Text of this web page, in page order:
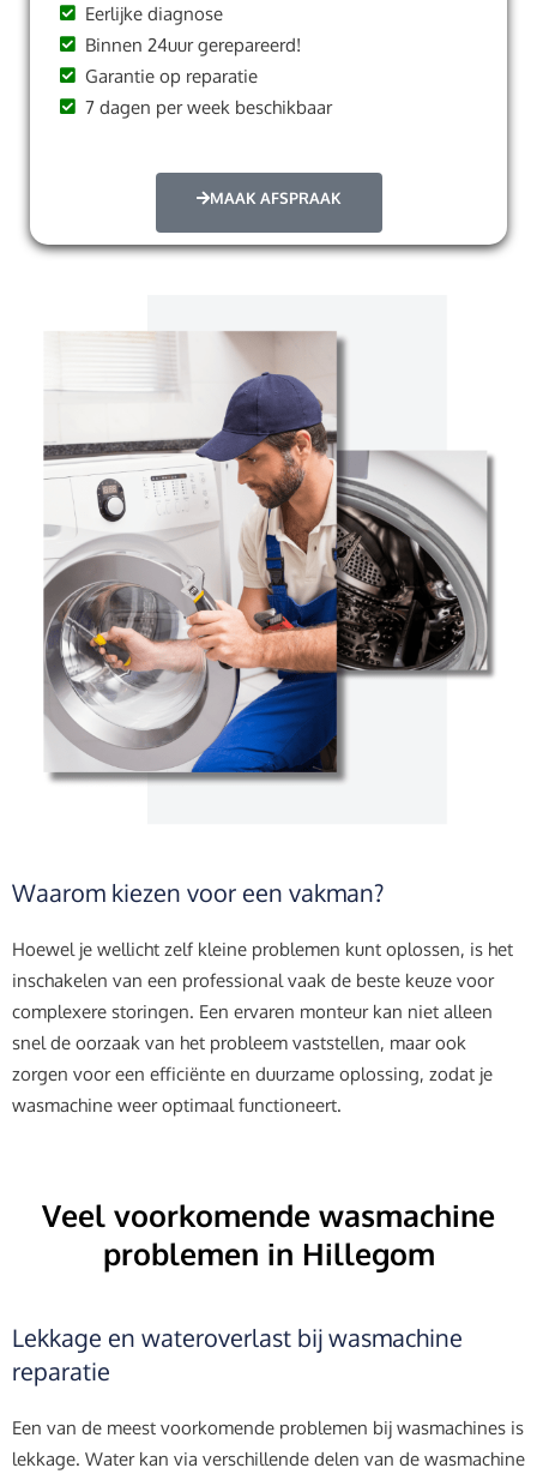
Eerlijke diagnose
Binnen 24uur gerepareerd!
Garantie op reparatie
7 dagen per week beschikbaar
MAAK AFSPRAAK
Waarom kiezen voor een vakman?
Hoewel je wellicht zelf kleine problemen kunt oplossen, is het
inschakelen van een professional vaak de beste keuze voor
complexere storingen. Een ervaren monteur kan niet alleen
snel de oorzaak van het probleem vaststellen, maar ook
zorgen voor een efficiënte en duurzame oplossing, zodat je
wasmachine weer optimaal functioneert.
Veel voorkomende wasmachine
problemen in Hillegom
Lekkage en wateroverlast bij wasmachine
reparatie
Een van de meest voorkomende problemen bij wasmachines is
lekkage. Water kan via verschillende delen van de wasmachine